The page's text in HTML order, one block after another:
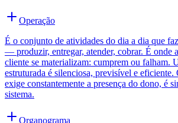
Operação
É o conjunto de atividades do dia a dia que
— produzir, entregar, atender, cobrar. É onde
cliente se materializam: cumprem ou falham.
estruturada é silenciosa, previsível e eficiente.
exige constantemente a presença do dono, é
sistema.
Organograma